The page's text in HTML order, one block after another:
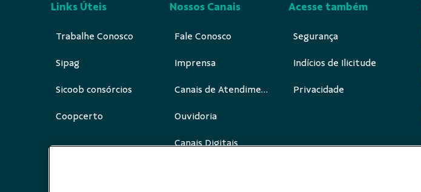
Links Úteis
Trabalhe Conosco
Sipag
Sicoob consórcios
Coopcerto
Nossos Canais
Fale Conosco
Imprensa
Canais de Atendimento
Ouvidoria
Canais Digitais
Acesse também
Segurança
Indícios de Ilicitude
Privacidade